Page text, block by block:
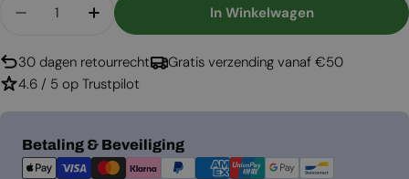
Aantal Verlagen Voor Ventilaitierooster Wit -
Aantal Verhogen Voor
In Winkelwagen
30 dagen retourrecht
Gratis verzending vanaf €50
4.6 / 5 op Trustpilot
Betaling & Beveiliging
Betaalmethoden